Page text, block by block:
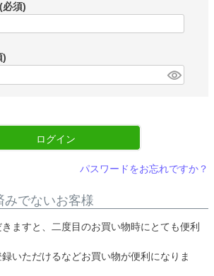
(必須)
)
ログイン
パスワードをお忘れですか？
みでないお客様
ますと、二度目のお買い物時にとても便利
いただけるなどお買い物が便利になりま